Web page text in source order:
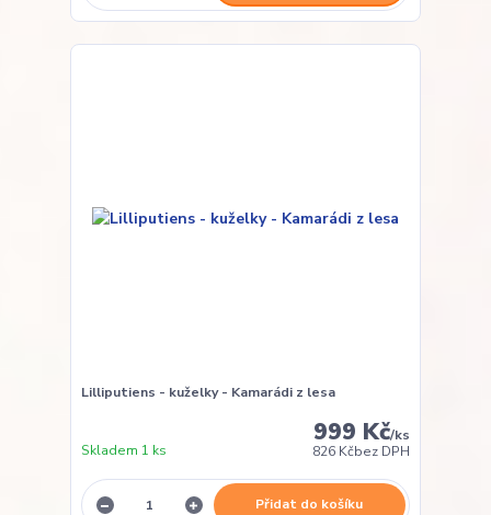
Lilliputiens - kuželky - Kamarádi z lesa
999 Kč/ks
826 Kčbez DPH
Skladem 1 ks
Přidat do košíku